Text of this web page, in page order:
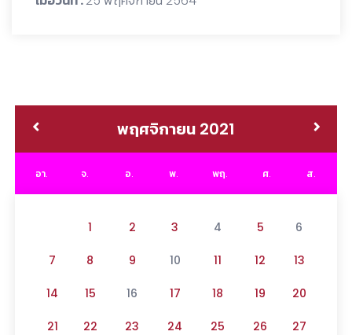
พฤศจิกายน 2021
อา. จ. อ. พ. พฤ. ศ. ส.
1 2 3 4 5 6
7 8 9 10 11 12 13
14 15 16 17 18 19 20
21 22 23 24 25 26 27